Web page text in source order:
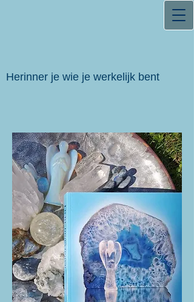
Herinner je wie je werkelijk bent